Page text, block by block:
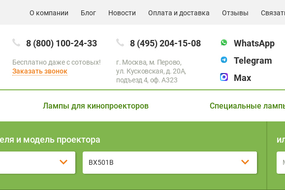
О компании Блог Новости Оплата и доставка Отзывы
8 (800) 100-24-33
Бесплатно даже с сотовых!
Заказать звонок
8 (495) 204-15-08
г. Москва, м. Перово,
ул. Кусковская, д. 20А,
подъезд 4, оф. A323
WhatsApp
Telegram
Max
Лампы для кинопроекторов Специальные
и модель проектора
BX501B